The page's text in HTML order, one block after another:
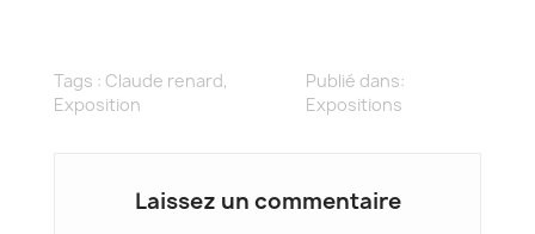
Tags : Claude renard,
Exposition
Publié dans:
Expositions
Laissez un commentaire